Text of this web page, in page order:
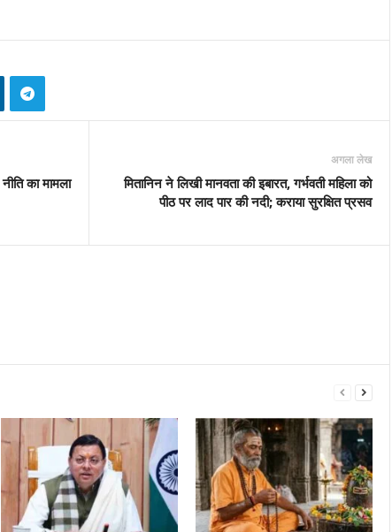
का मामला
अगला लेख
मितानिन ने लिखी मानवता की इबारत, गर्भवती महिला को
पीठ पर लाद पार की नदी; कराया सुरक्षित प्रसव